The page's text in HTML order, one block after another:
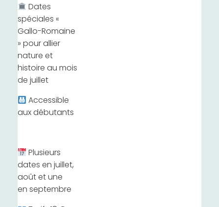
Dates
spéciales «
Gallo-Romaine
» pour allier
nature et
histoire au mois
de juillet
Accessible
aux débutants
Plusieurs
dates en juillet,
août et une
en septembre